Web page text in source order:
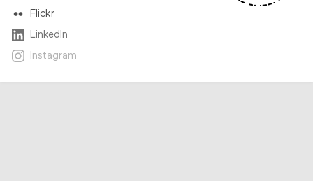
Flickr
LinkedIn
Instagram